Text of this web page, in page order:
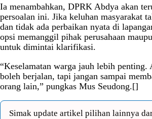
Ia menambahkan, DPRK Abdya akan
persoalan ini. Jika keluhan masyarakat
dan tidak ada perbaikan nyata di
opsi memanggil pihak perusahaan
untuk dimintai klarifikasi.
“Keselamatan warga jauh lebih
boleh berjalan, tapi jangan sampai
orang lain,” pungkas Mus Seudong.[]
Simak update artikel pilihan lainnya